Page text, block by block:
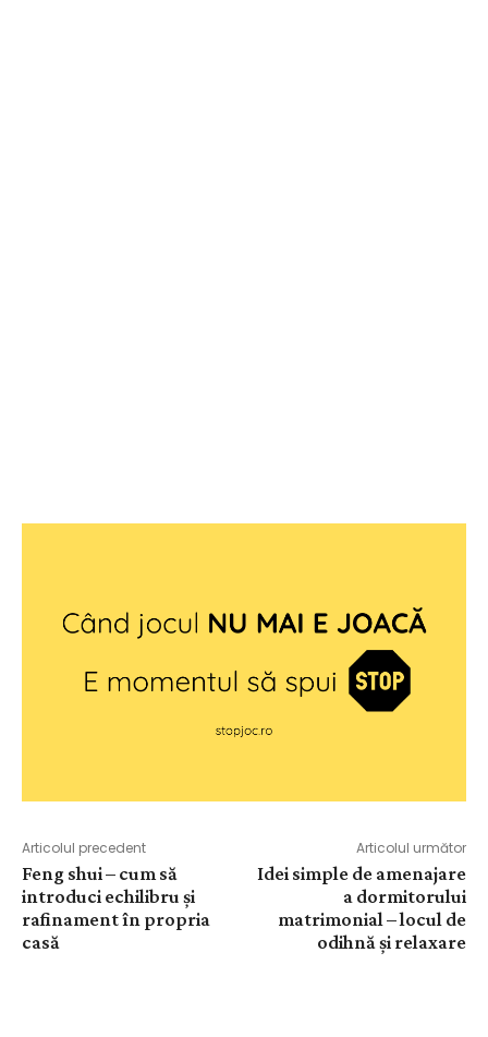
Articolul precedent
Feng shui – cum să
introduci echilibru și
rafinament în propria
casă
Articolul următor
Idei simple de amenajare
a dormitorului
matrimonial – locul de
odihnă și relaxare